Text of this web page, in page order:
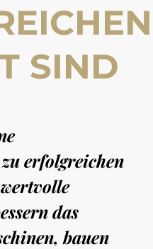
SIND
erfolgreichen
das
bauen